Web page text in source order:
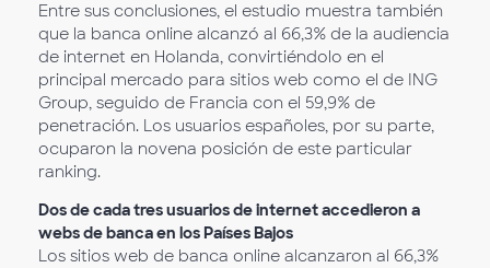
Entre sus conclusiones, el estudio muestra también
que la banca online alcanzó al 66,3% de la audiencia
de internet en Holanda, convirtiéndolo en el
principal mercado para sitios web como el de ING
Group, seguido de Francia con el 59,9% de
penetración. Los usuarios españoles, por su parte,
ocuparon la novena posición de este particular
ranking.
Dos de cada tres usuarios de internet accedieron a
webs de banca en los Países Bajos
Los sitios web de banca online alcanzaron al 66,3%